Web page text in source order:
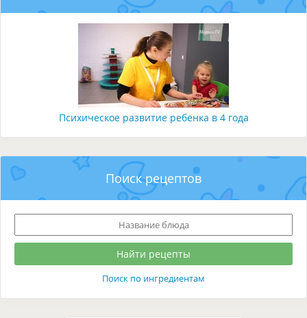
Психическое развитие ребенка в 4 года
Поиск рецептов
Поиск по ингредиентам